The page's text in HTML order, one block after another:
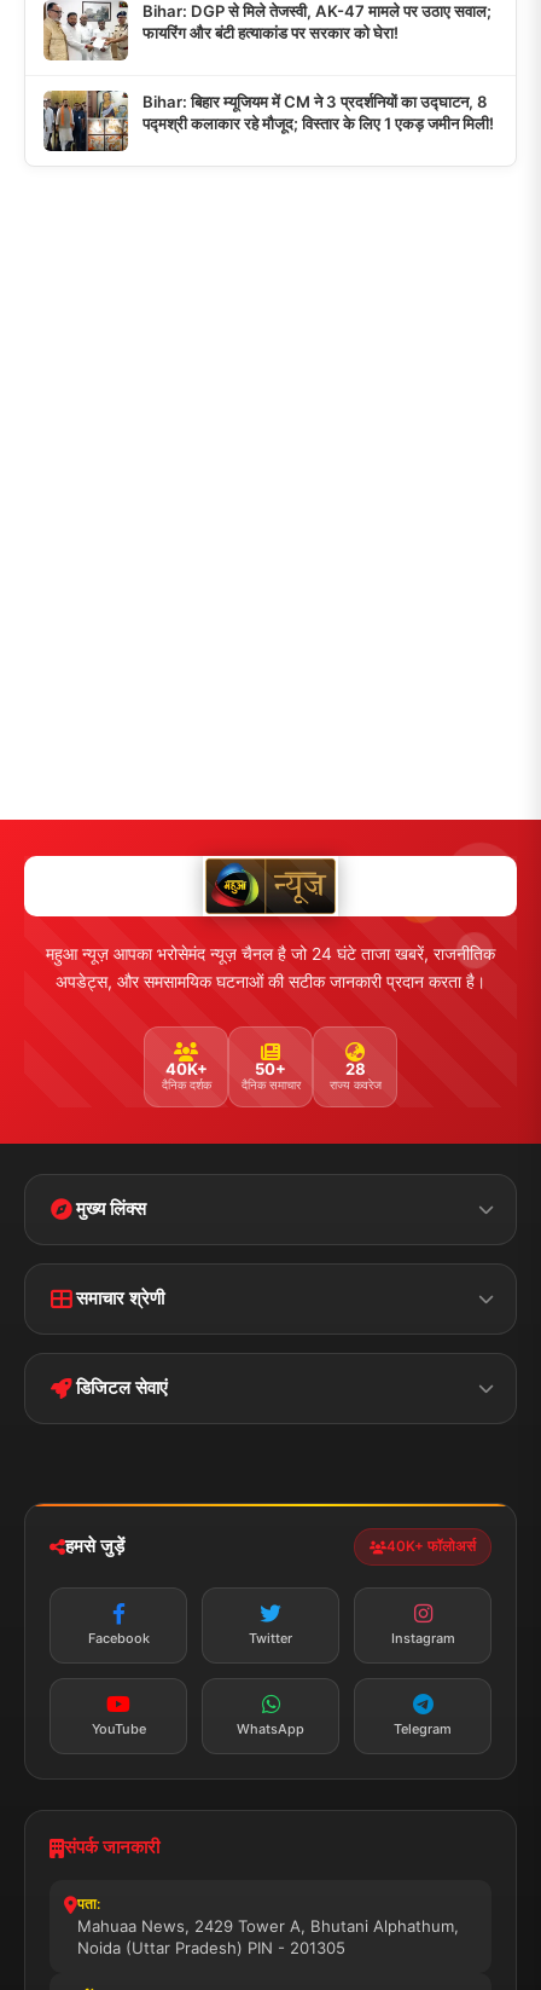
Bihar: DGP से मिले तेजस्वी, AK-47 मामले पर उठाए सवाल;
फायरिंग और बंटी हत्याकांड पर सरकार को घेरा!
Bihar: बिहार म्यूजियम में CM ने 3 प्रदर्शनियों का उद्घाटन, 8
पद्मश्री कलाकार रहे मौजूद; विस्तार के लिए 1 एकड़ जमीन मिली!
महुआ न्यूज़ आपका भरोसेमंद न्यूज़ चैनल है जो 24 घंटे ताजा खबरें, राजनीतिक
अपडेट्स, और समसामयिक घटनाओं की सटीक जानकारी प्रदान करता है।
40K+
दैनिक दर्शक
50+
दैनिक समाचार
28
राज्य कवरेज
मुख्य लिंक्स
Disclaimer
Terms &
Privacy Policy
समाचार श्रेणी
पॉलिटिकल झारखण्ड
डिजिटल सेवाएं
न्यूज़ अलर्ट
सब्सक्राइब करें
हमसे जुड़ें 40K+ फॉलोअर्स
Facebook Twitter Instagram
YouTube WhatsApp Telegram
संपर्क जानकारी
पता:
Mahuaa News, 2429 Tower A, Bhutani Alphathum,
Noida (Uttar Pradesh) PIN - 201305